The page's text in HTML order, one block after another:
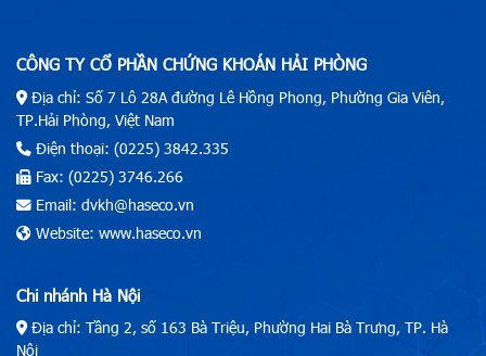
CÔNG TY CỔ PHẦN CHỨNG KHOÁN HẢI PHÒNG
Địa chỉ: Số 7 Lô 28A đường Lê Hồng Phong, Phường Gia Viên,
TP.Hải Phòng, Việt Nam
Điện thoại: (0225) 3842.335
Fax: (0225) 3746.266
Email: dvkh@haseco.vn
Website: www.haseco.vn
Chi nhánh Hà Nội
Địa chỉ: Tầng 2, số 163 Bà Triệu, Phường Hai Bà Trưng, TP. Hà
Nội